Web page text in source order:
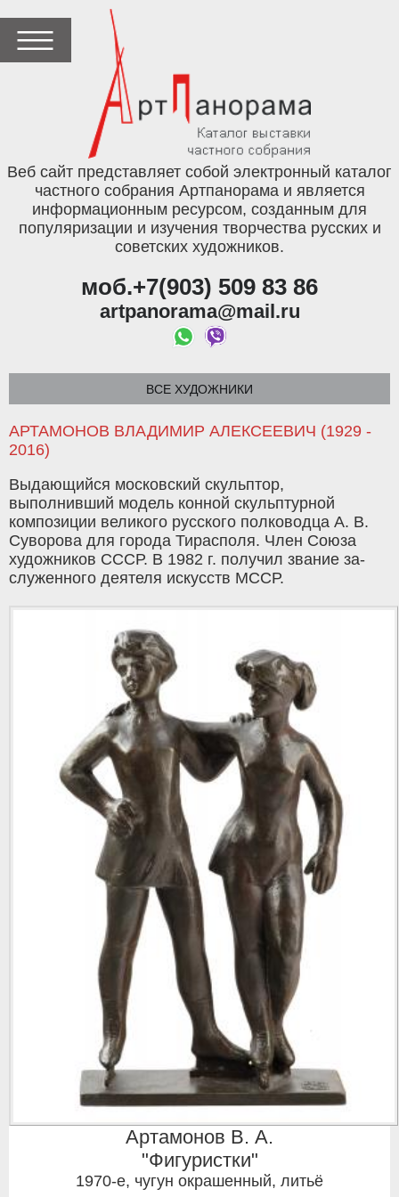
Веб сайт представляет собой электронный каталог
частного собрания Артпанорама и является
информационным ресурсом, созданным для
популяризации и изучения творчества русских и
советских художников.
моб.+7(903) 509 83 86
artpanorama@mail.ru
ВСЕ ХУДОЖНИКИ
АРТАМОНОВ ВЛАДИМИР АЛЕКСЕЕВИЧ (1929 -
2016)
Выдающийся московский скульптор,
выполнивший модель кон­ной скульптурной
композиции великого русского полководца А. В.
Суворова для города Тирасполя. Член Союза
художников СССР. В 1982 г. получил звание за­
служенного деятеля искусств МССР.
Артамонов В. А.
"Фигуристки"
1970-е, чугун окрашенный, литьё